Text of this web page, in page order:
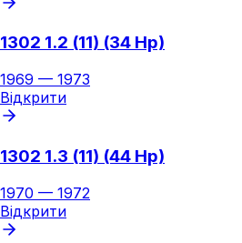
1302 1.2 (11) (34 Hp)
1969 — 1973
Відкрити
1302 1.3 (11) (44 Hp)
1970 — 1972
Відкрити